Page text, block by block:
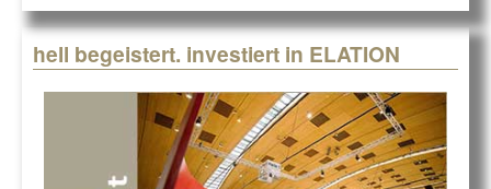
hell begeistert. investiert in ELATION